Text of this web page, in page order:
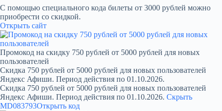
С помощью специального кода билеты от 3000 рублей можно
приобрести со скидкой.
Открыть сайт
Промокод на скидку 750 рублей от 5000 рублей для новых
пользователей
Скидка 750 рублей от 5000 рублей для новых пользователей
Яндекс Афиши. Период действия по 01.10.2026.
Скидка 750 рублей от 5000 рублей для новых пользователей
Яндекс Афиши. Период действия по 01.10.2026. Скрыть
MD083793Открыть код